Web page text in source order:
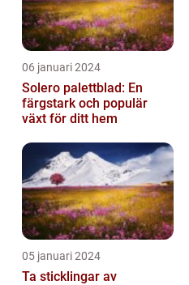
06 januari 2024
Solero palettblad: En
färgstark och populär
växt för ditt hem
05 januari 2024
Ta sticklingar av